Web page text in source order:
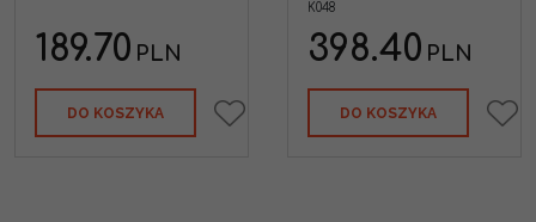
189.70 PLN
DO KOSZYKA
K048
398.40 PLN
DO KOSZYKA